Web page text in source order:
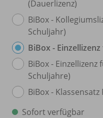
(Dauerlizenz)
BiBox -
Schuljahr)
BiBox -
BiBox - Einzellizenz
Schuljahre)
BiBox -
Sofort verfügbar